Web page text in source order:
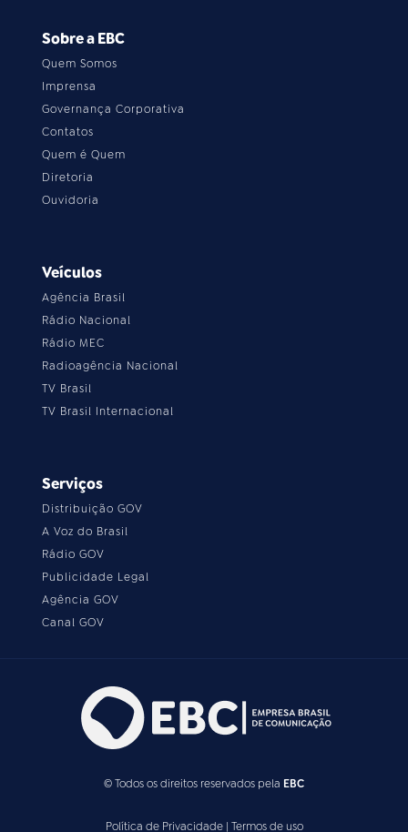
Sobre a EBC
Quem Somos
Imprensa
Governança Corporativa
Contatos
Quem é Quem
Diretoria
Ouvidoria
Veículos
Agência Brasil
Rádio Nacional
Rádio MEC
Radioagência Nacional
TV Brasil
TV Brasil Internacional
Serviços
Distribuição GOV
A Voz do Brasil
Rádio GOV
Publicidade Legal
Agência GOV
Canal GOV
© Todos os direitos reservados pela EBC
Política de Privacidade| Termos de uso